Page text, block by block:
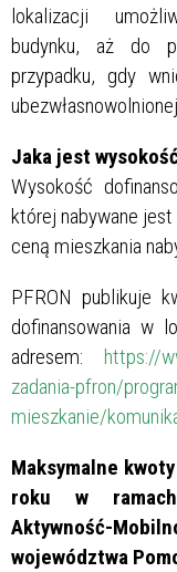
lokalizacji
budynku, aż do
przypadku, gdy
Jaka jest
Wysokość
której nabywane
ceną mieszkania
PFRON publikuje
dofinansowania w
adresem: https://
zadania-pfron/
mieszkanie/
Maksymalne
roku w
Aktywność-
województwa